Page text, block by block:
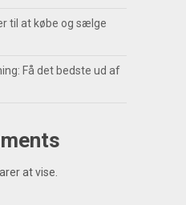
til at købe og sælge
Få det bedste ud af
at vise.